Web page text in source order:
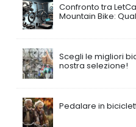
Confronto tra
Mountain Bike:
Scegli le migliori
nostra selezione!
Pedalare in